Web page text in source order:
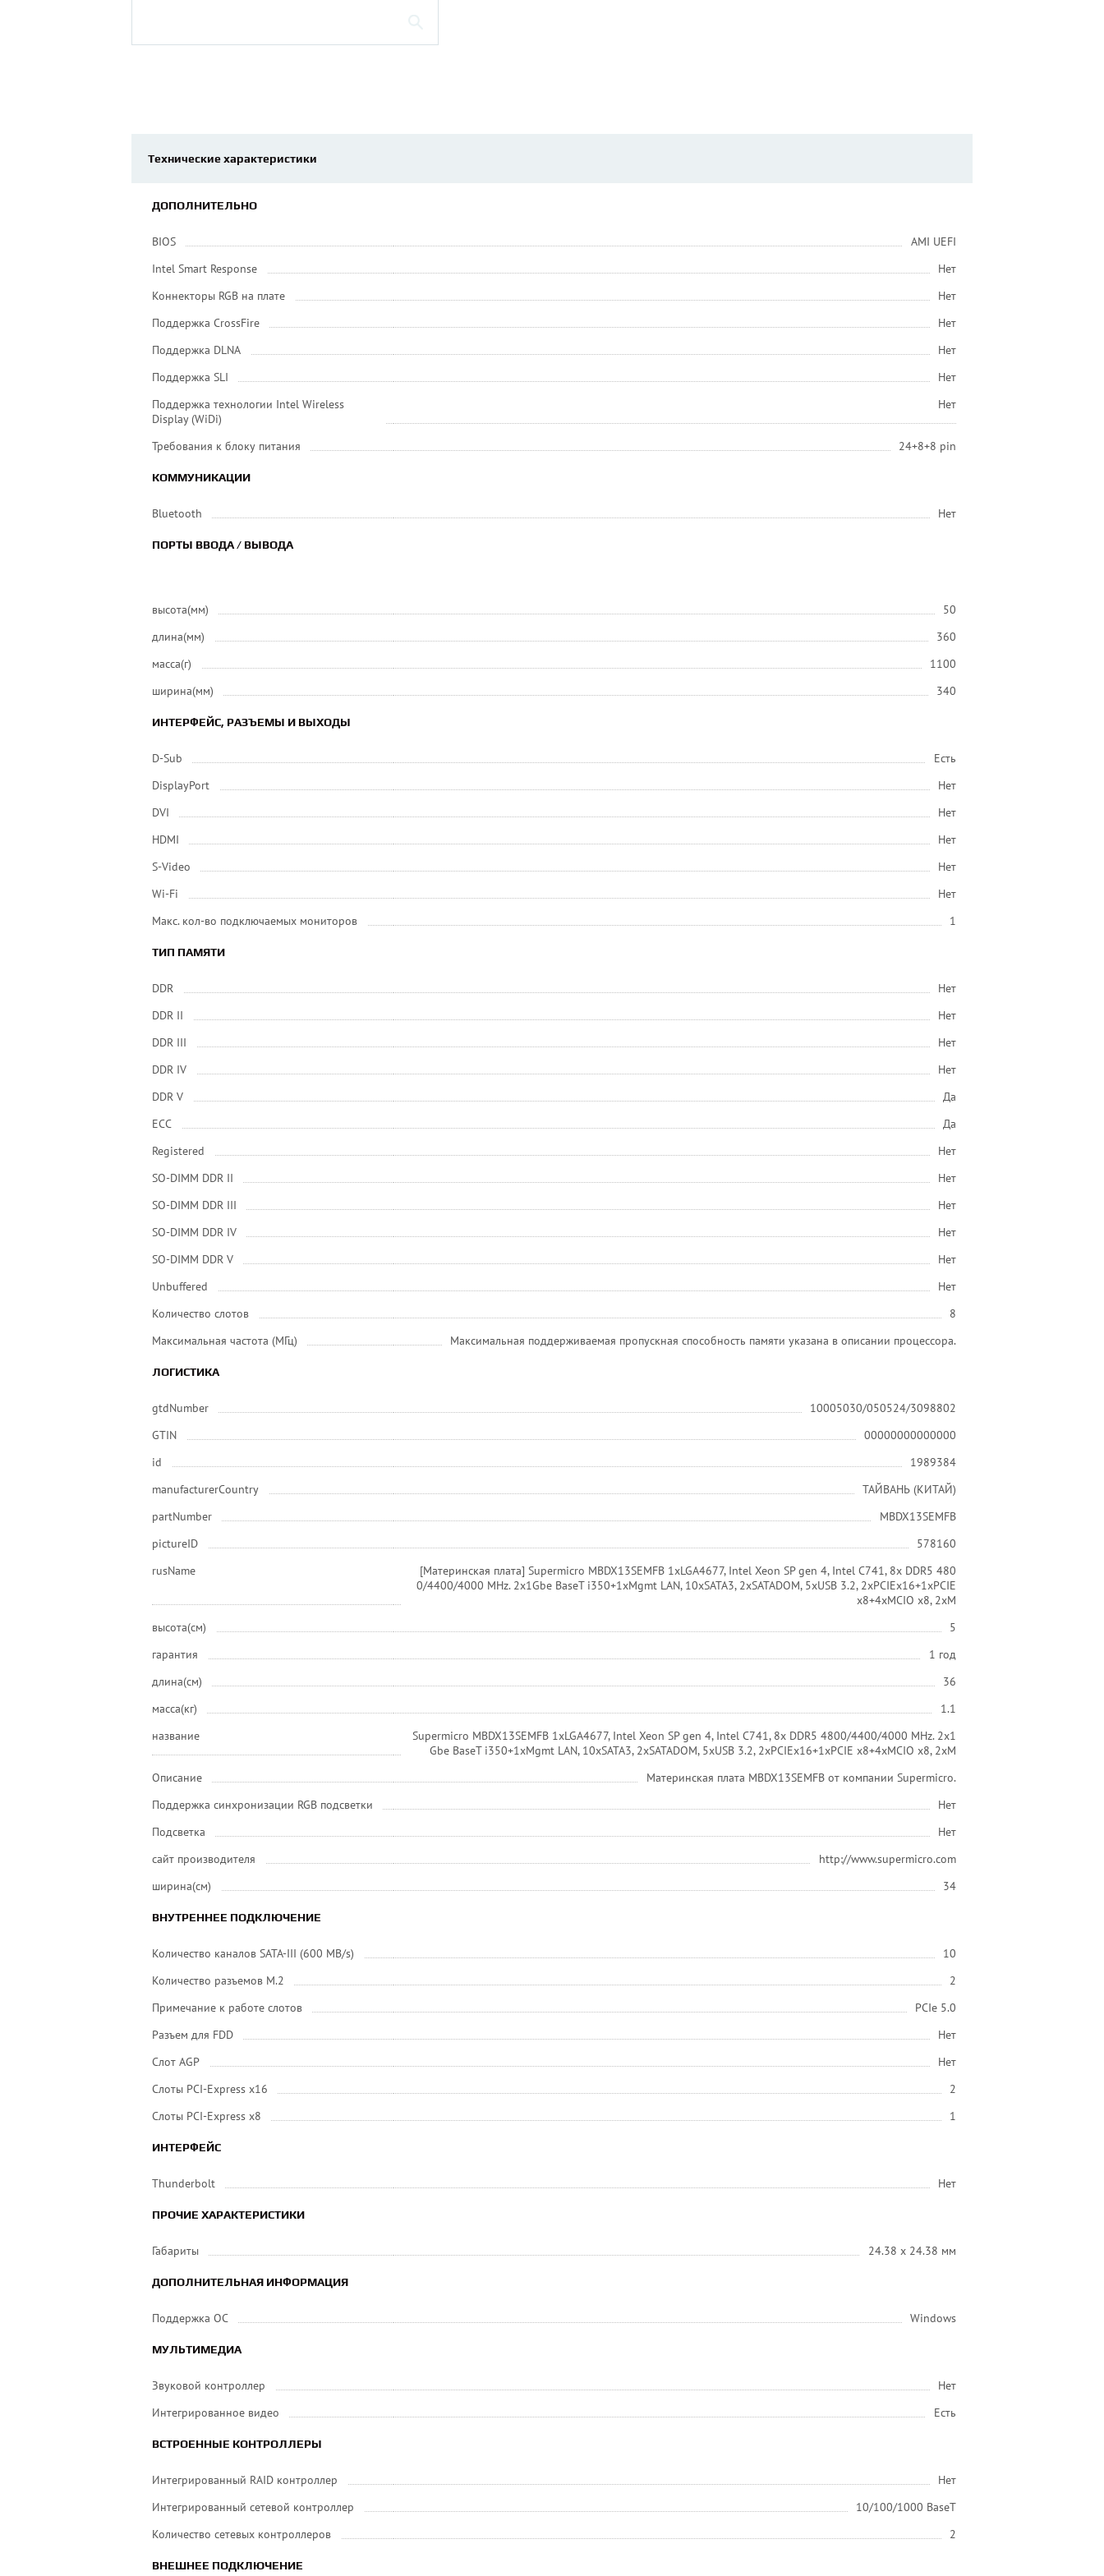
Технические характеристики
ДОПОЛНИТЕЛЬНО
BIOS
AMI UEFI
Intel Smart Response
Нет
Коннекторы RGB на плате
Нет
Поддержка CrossFire
Нет
Поддержка DLNA
Нет
Поддержка SLI
Нет
Поддержка технологии Intel Wireless
Display (WiDi)
Нет
Требования к блоку питания 24+8+8 pin
КОММУНИКАЦИИ
Bluetooth Нет
ПОРТЫ ВВОДА / ВЫВОДА
высота(мм)
50
длина(мм)
360
масса(г)
1100
ширина(мм)
340
ИНТЕРФЕЙС, РАЗЪЕМЫ И ВЫХОДЫ
D-Sub
Есть
DisplayPort
Нет
DVI
Нет
HDMI
Нет
S-Video
Нет
Wi-Fi
Нет
Макс. кол-во подключаемых мониторов
1
ТИП ПАМЯТИ
DDR
Нет
DDR II
Нет
DDR III
Нет
DDR IV
Нет
DDR V
Да
ECC
Да
Registered
Нет
SO-DIMM DDR II
Нет
SO-DIMM DDR III
Нет
SO-DIMM DDR IV
Нет
SO-DIMM DDR V
Нет
Unbuffered
Нет
Количество слотов
8
Максимальная частота (МГц)
Максимальная поддерживаемая пропускная способность памяти указана в описании процессора.
ЛОГИСТИКА
gtdNumber
10005030/050524/3098802
GTIN
00000000000000
id
1989384
manufacturerCountry
ТАЙВАНЬ (КИТАЙ)
partNumber
MBDX13SEMFB
pictureID
578160
rusName
[Материнская плата] Supermicro MBDX13SEMFB 1xLGA4677, Intel Xeon SP gen 4, Intel C741, 8x DDR5 480
0/4400/4000 MHz. 2x1Gbe BaseT i350+1xMgmt LAN, 10xSATA3, 2xSATADOM, 5xUSB 3.2, 2xPCIEx16+1xPCIE
x8+4xMCIO x8, 2xM
высота(см)
5
гарантия
1 год
длина(см)
36
масса(кг)
1.1
название
Supermicro MBDX13SEMFB 1xLGA4677, Intel Xeon SP gen 4, Intel C741, 8x DDR5 4800/4400/4000 MHz. 2x1
Gbe BaseT i350+1xMgmt LAN, 10xSATA3, 2xSATADOM, 5xUSB 3.2, 2xPCIEx16+1xPCIE x8+4xMCIO x8, 2xM
Описание
Материнская плата MBDX13SEMFB от компании Supermicro.
Поддержка синхронизации RGB подсветки
Нет
Подсветка
Нет
сайт производителя
http://www.supermicro.com
ширина(см)
34
ВНУТРЕННЕЕ ПОДКЛЮЧЕНИЕ
Количество каналов SATA-III (600 MB/s)
10
Количество разъемов M.2
2
Примечание к работе слотов
PCIe 5.0
Разъем для FDD
Нет
Слот AGP
Нет
Слоты PCI-Express x16
2
Слоты PCI-Express x8
1
ИНТЕРФЕЙС
Thunderbolt Нет
ПРОЧИЕ ХАРАКТЕРИСТИКИ
Габариты 24.38 х 24.38 мм
ДОПОЛНИТЕЛЬНАЯ ИНФОРМАЦИЯ
Поддержка ОС Windows
МУЛЬТИМЕДИА
Звуковой контроллер
Нет
Интегрированное видео
Есть
ВСТРОЕННЫЕ КОНТРОЛЛЕРЫ
Интегрированный RAID контроллер
Нет
Интегрированный сетевой контроллер
10/100/1000 BaseT
Количество сетевых контроллеров
2
ВНЕШНЕЕ ПОДКЛЮЧЕНИЕ